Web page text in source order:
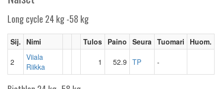
Long cycle 24 kg -58 kg
Sij. Nimi Tulos Paino Seura Tuomari Huom.
2
Viiala
Riikka
1 52.9 TP -